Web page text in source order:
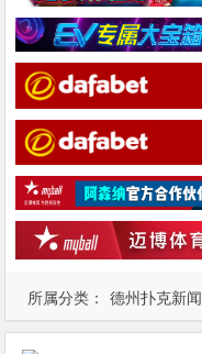
所属分类： 德州扑克新闻